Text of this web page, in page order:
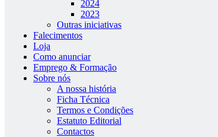
2024
2023
Outras iniciativas
Falecimentos
Loja
Como anunciar
Emprego & Formação
Sobre nós
A nossa história
Ficha Técnica
Termos e Condições
Estatuto Editorial
Contactos